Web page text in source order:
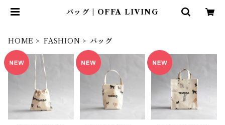
バッグ | OFFA LIVING
HOME FASHION バッグ